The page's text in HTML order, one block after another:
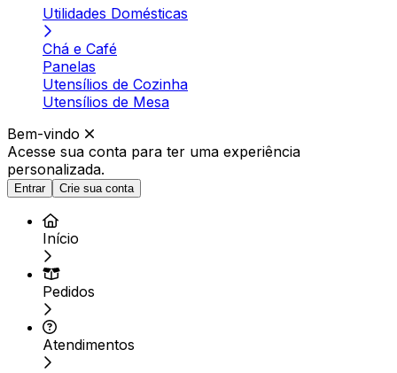
Utilidades Domésticas
Chá e Café
Panelas
Utensílios de Cozinha
Utensílios de Mesa
Bem-vindo
Acesse sua conta para ter uma experiência
personalizada.
Entrar Crie sua conta
Início
Pedidos
Atendimentos